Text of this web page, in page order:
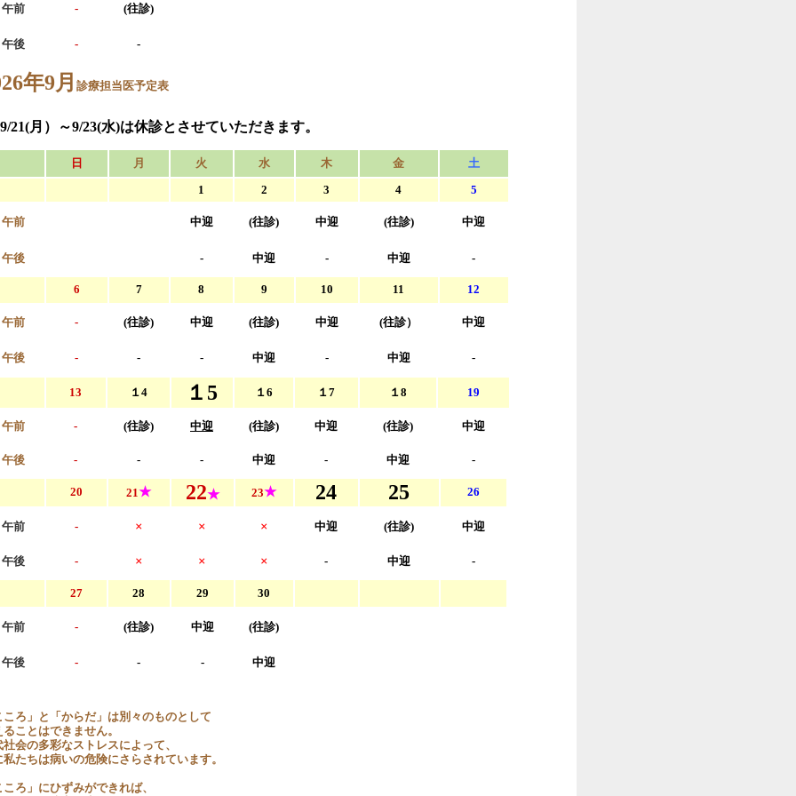
午前 - (往診)
午後 - -
年9月 診療担当医予定表
9/21(月）～9/23(水)は休診とさせていただきます。
日 月 火 水 木 金
土
1
2 3 4 5
午前 中迎 (往診) 中迎 (往診) 中迎
午後 - 中迎 - 中迎 -
6 7 8 9 10 11 12
午前 - (往診) 中迎 (往診) 中迎 (往診） 中迎
午後 - - - 中迎 - 中迎 -
13 １4 １5 １6 １7 １8 19
午前 - (往診) 中迎 (往診) 中迎 (往診) 中迎
午後 - - - 中迎 - 中迎 -
20 21★ 22★ 23★ 24 25 26
午前 - × × × 中迎 (往診) 中迎
午後 - × × × - 中迎 -
27 28 29 30
午前 - (往診) 中迎 (往診)
午後 - - - 中迎
ころ」と「からだ」は別々のものとして
ことはできません。
会の多彩なストレスによって、
私たちは病いの危険にさらされています。
ろ」にひずみができれば、